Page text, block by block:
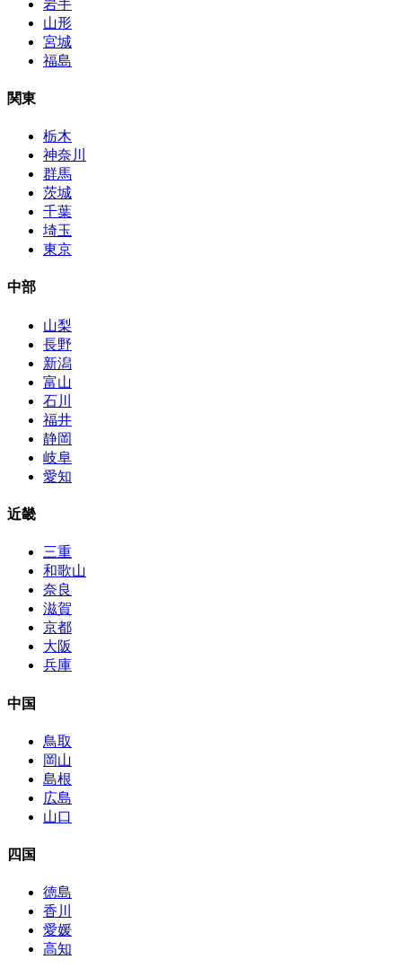
岩手
山形
宮城
福島
関東
栃木
神奈川
群馬
茨城
千葉
埼玉
東京
中部
山梨
長野
新潟
富山
石川
福井
静岡
岐阜
愛知
近畿
三重
和歌山
奈良
滋賀
京都
大阪
兵庫
中国
鳥取
岡山
島根
広島
山口
四国
徳島
香川
愛媛
高知